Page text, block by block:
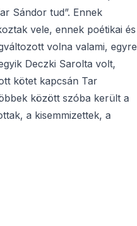
Sándor tud”. Ennek
vele, ennek poétikai és
volna valami, egyre
Deczki Sarolta volt,
kötet kapcsán Tar
között szóba került a
a kisemmizettek, a